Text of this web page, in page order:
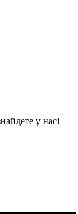
у нас!